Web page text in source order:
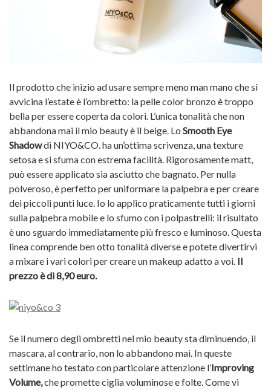
Il prodotto che inizio ad usare sempre meno man mano che si
avvicina l’estate è l’ombretto: la pelle color bronzo è troppo
bella per essere coperta da colori. L’unica tonalità che non
abbandona mai il mio beauty è il beige. Lo Smooth Eye
Shadowdi NIYO&CO. ha un’ottima scrivenza, una texture
setosa e si sfuma con estrema facilità. Rigorosamente matt,
può essere applicato sia asciutto che bagnato. Per nulla
polveroso, è perfetto per uniformare la palpebra e per creare
dei piccoli punti luce. Io lo applico praticamente tutti i giorni
sulla palpebra mobile e lo sfumo con i polpastrelli: il risultato
è uno sguardo immediatamente più fresco e luminoso. Questa
linea comprende ben otto tonalità diverse e potete divertirvi
a mixare i vari colori per creare un makeup adatto a voi. Il
prezzo è di 8,90 euro.
Se il numero degli ombretti nel mio beauty sta diminuendo, il
mascara, al contrario, non lo abbandono mai. In queste
settimane ho testato con particolare attenzione l’Improving
Volume,che promette ciglia voluminose e folte. Come vi